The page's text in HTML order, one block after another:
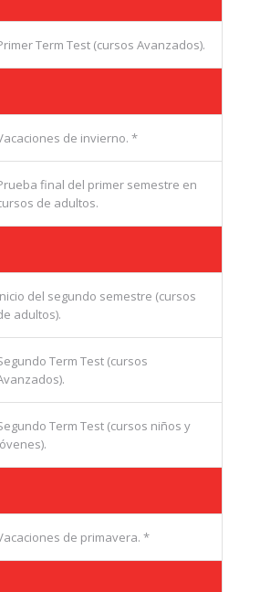
Term Test (cursos Avanzados).
de invierno. *
final del primer semestre en
de adultos.
del segundo semestre (cursos
adultos).
Term Test (cursos
Term Test (cursos niños y
de primavera. *